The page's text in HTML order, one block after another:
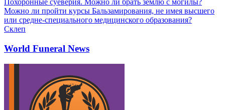
Похоронные суеверия. Можно ли брать землю с могилы?
Можно ли пройти курсы Бальзамирования, не имея высшего
или средне-специального медицинского образования?
Склеп
World Funeral News